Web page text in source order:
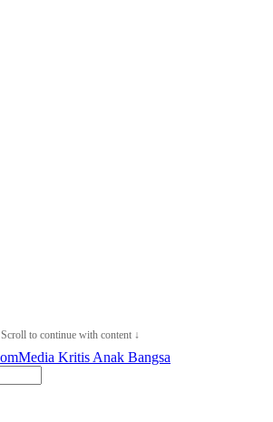
Scroll to continue with content ↓